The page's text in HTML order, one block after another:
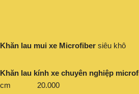
Khăn lau mui xe Microfiber siêu khô
Khăn lau kính xe chuyên nghiệp
cm 20.000